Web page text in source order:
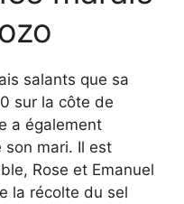
salants que sa
sur la côte de
a également
son mari. Il est
Rose et Emanuel
la récolte du sel